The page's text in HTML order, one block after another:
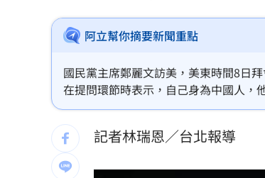
配合漢光！管碧玲視導平戰轉
向姜厚任道歉 田路路：我要找
男傳訊醫院粉專「殺死掛號小
消失10年回歸！好市多經典美
腦瘤手術醫誤切正常組織 女
阿立幫你摘要新聞重點
國民黨主席鄭麗文訪美，美東時間8日
在提問環節時表示，自己身為中國人，
是一個獨裁者。」反共嗆習的言論還沒
言，「蔣介石或蔣經國，看到這一幕，
記者林瑞恩／台北報導